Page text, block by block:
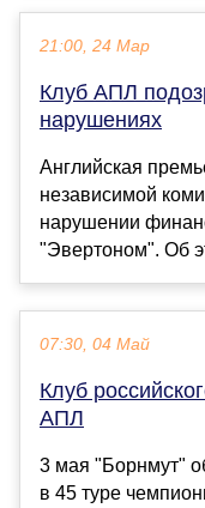
21:00, 24 Мар
Клуб АПЛ
нарушениях
Английская
независимой
нарушении
"Эвертоном". Об
07:30, 04 Май
Клуб
АПЛ
3 мая "Борнмут"
в 45 туре